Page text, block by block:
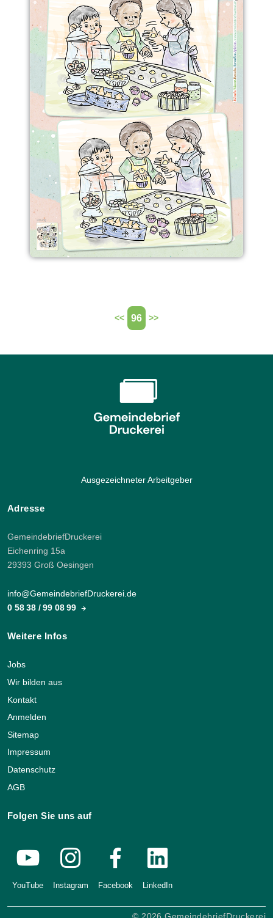
<< 96 >>
Ausgezeichneter Arbeitgeber
Adresse
GemeindebriefDruckerei
Eichenring 15a
29393 Groß Oesingen
info@GemeindebriefDruckerei.de
0 58 38 / 99 08 99
Weitere Infos
Jobs
Wir bilden aus
Kontakt
Anmelden
Sitemap
Impressum
Datenschutz
AGB
Folgen Sie uns auf
YouTube Instagram Facebook LinkedIn